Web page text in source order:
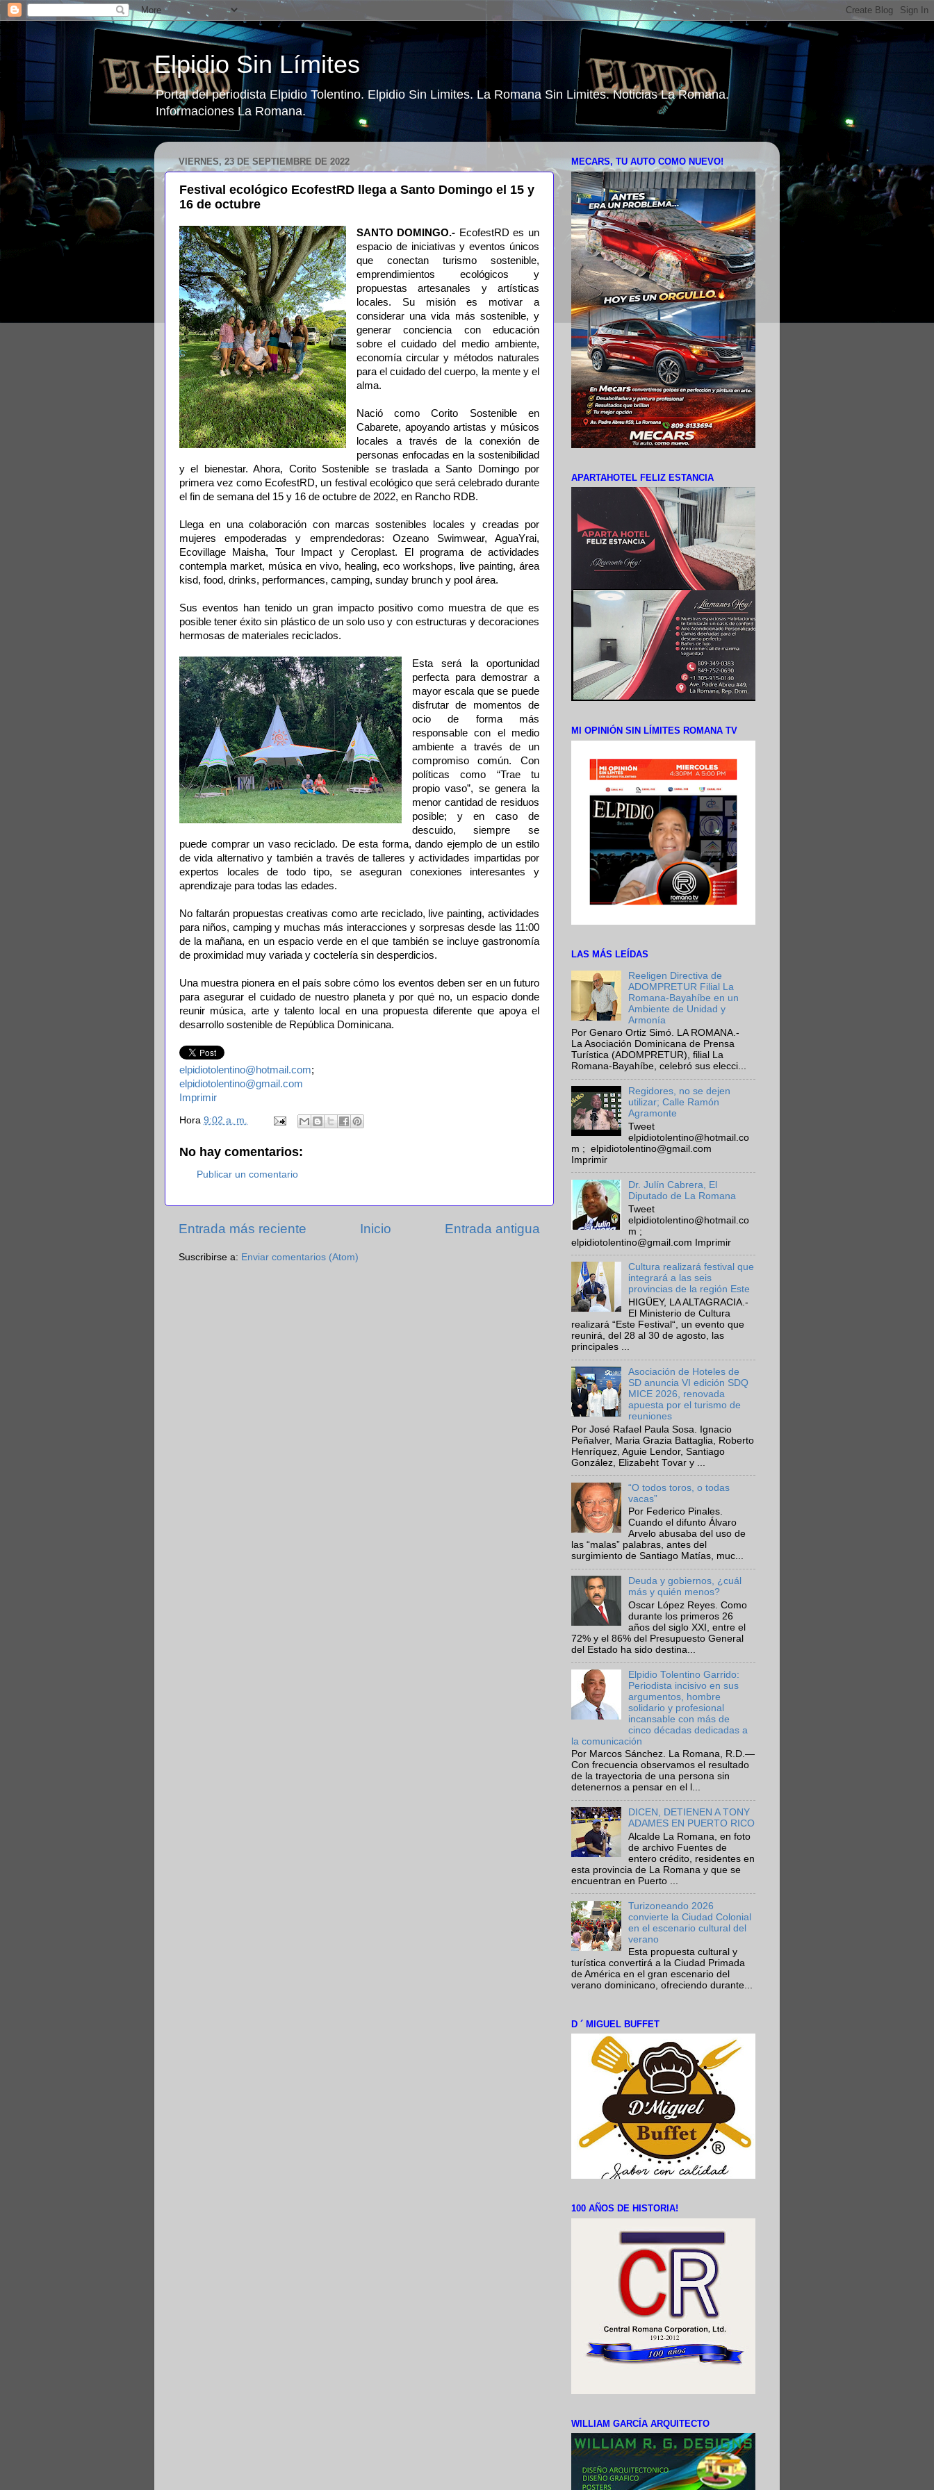
Elpidio Sin Límites
Portal del periodista Elpidio Tolentino. Elpidio Sin Limites. La Romana Sin Limites. Noticias La Romana.
Informaciones La Romana.
VIERNES, 23 DE SEPTIEMBRE DE 2022
Festival ecológico EcofestRD llega a Santo Domingo el 15 y
16 de octubre
SANTO DOMINGO.- EcofestRD es un
espacio de iniciativas y eventos únicos
que conectan turismo sostenible,
emprendimientos ecológicos y
propuestas artesanales y artísticas
locales. Su misión es motivar a
considerar una vida más sostenible, y
generar conciencia con educación
sobre el cuidado del medio ambiente,
economía circular y métodos naturales
para el cuidado del cuerpo, la mente y el
alma.
Nació como Corito Sostenible en
Cabarete, apoyando artistas y músicos
locales a través de la conexión de
personas enfocadas en la sostenibilidad
y el bienestar. Ahora, Corito Sostenible se traslada a Santo Domingo por
primera vez como EcofestRD, un festival ecológico que será celebrado durante
el fin de semana del 15 y 16 de octubre de 2022, en Rancho RDB.
Llega en una colaboración con marcas sostenibles locales y creadas por
mujeres empoderadas y emprendedoras: Ozeano Swimwear, AguaYrai,
Ecovillage Maisha, Tour Impact y Ceroplast. El programa de actividades
contempla market, música en vivo, healing, eco workshops, live painting, área
kisd, food, drinks, performances, camping, sunday brunch y pool área.
Sus eventos han tenido un gran impacto positivo como muestra de que es
posible tener éxito sin plástico de un solo uso y con estructuras y decoraciones
hermosas de materiales reciclados.
Esta será la oportunidad
perfecta para demostrar a
mayor escala que se puede
disfrutar de momentos de
ocio de forma más
responsable con el medio
ambiente a través de un
compromiso común. Con
políticas como “Trae tu
propio vaso”, se genera la
menor cantidad de residuos
posible; y en caso de
descuido, siempre se
puede comprar un vaso reciclado. De esta forma, dando ejemplo de un estilo
de vida alternativo y también a través de talleres y actividades impartidas por
expertos locales de todo tipo, se aseguran conexiones interesantes y
aprendizaje para todas las edades.
No faltarán propuestas creativas como arte reciclado, live painting, actividades
para niños, camping y muchas más interacciones y sorpresas desde las 11:00
de la mañana, en un espacio verde en el que también se incluye gastronomía
de proximidad muy variada y coctelería sin desperdicios.
Una muestra pionera en el país sobre cómo los eventos deben ser en un futuro
para asegurar el cuidado de nuestro planeta y por qué no, un espacio donde
reunir música, arte y talento local en una propuesta diferente que apoya el
desarrollo sostenible de República Dominicana.
elpidiotolentino@hotmail.com;
elpidiotolentino@gmail.com
Imprimir
Hora 9:02 a. m.
No hay comentarios:
Publicar un comentario
Entrada más reciente Entrada antigua
Inicio
Suscribirse a: Enviar comentarios (Atom)
MECARS, TU AUTO COMO NUEVO!
APARTAHOTEL FELIZ ESTANCIA
MI OPINIÓN SIN LÍMITES ROMANA TV
LAS MÁS LEÍDAS
Reeligen Directiva de
ADOMPRETUR Filial La
Romana-Bayahíbe en un
Ambiente de Unidad y
Armonía
Por Genaro Ortiz Simó. LA ROMANA.-
La Asociación Dominicana de Prensa
Turística (ADOMPRETUR), filial La
Romana-Bayahíbe, celebró sus elecci...
Regidores, no se dejen
utilizar; Calle Ramón
Agramonte
Tweet
elpidiotolentino@hotmail.co
m ; elpidiotolentino@gmail.com
Imprimir
Dr. Julín Cabrera, El
Diputado de La Romana
Tweet
elpidiotolentino@hotmail.co
m ;
elpidiotolentino@gmail.com Imprimir
Cultura realizará festival que
integrará a las seis
provincias de la región Este
HIGÜEY, LA ALTAGRACIA.-
El Ministerio de Cultura
realizará “Este Festival“, un evento que
reunirá, del 28 al 30 de agosto, las
principales ...
Asociación de Hoteles de
SD anuncia VI edición SDQ
MICE 2026, renovada
apuesta por el turismo de
reuniones
Por José Rafael Paula Sosa. Ignacio
Peñalver, Maria Grazia Battaglia, Roberto
Henríquez, Aguie Lendor, Santiago
González, Elizabeht Tovar y ...
“O todos toros, o todas
vacas”
Por Federico Pinales.
Cuando el difunto Álvaro
Arvelo abusaba del uso de
las “malas” palabras, antes del
surgimiento de Santiago Matías, muc...
Deuda y gobiernos, ¿cuál
más y quién menos?
Oscar López Reyes. Como
durante los primeros 26
años del siglo XXI, entre el
72% y el 86% del Presupuesto General
del Estado ha sido destina...
Elpidio Tolentino Garrido:
Periodista incisivo en sus
argumentos, hombre
solidario y profesional
incansable con más de
cinco décadas dedicadas a
la comunicación
Por Marcos Sánchez. La Romana, R.D.—
Con frecuencia observamos el resultado
de la trayectoria de una persona sin
detenernos a pensar en el l...
DICEN, DETIENEN A TONY
ADAMES EN PUERTO RICO
Alcalde La Romana, en foto
de archivo Fuentes de
entero crédito, residentes en
esta provincia de La Romana y que se
encuentran en Puerto ...
Turizoneando 2026
convierte la Ciudad Colonial
en el escenario cultural del
verano
Esta propuesta cultural y
turística convertirá a la Ciudad Primada
de América en el gran escenario del
verano dominicano, ofreciendo durante...
D ´ MIGUEL BUFFET
100 AÑOS DE HISTORIA!
WILLIAM GARCÍA ARQUITECTO